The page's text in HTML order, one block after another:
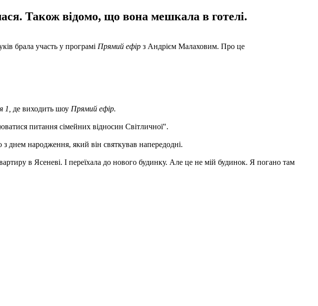
Також відомо, що вона мешкала в готелі.
брала участь у програмі Прямий ефір з Андрієм Малаховим. Про це
1, де виходить шоу Прямий ефір.
питання сімейних відносин Світличної".
днем ​​народження, який він святкував напередодні.
в Ясеневі. І переїхала до нового будинку. Але це не мій будинок. Я погано там